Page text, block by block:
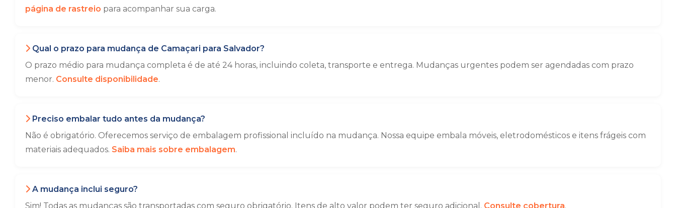
página de rastreio para acompanhar sua carga.
Qual o prazo para mudança de Camaçari para Salvador?
O prazo médio para mudança completa é de até 24 horas, incluindo coleta, transporte e entrega. Mudanças urgentes podem ser agendadas com prazo
menor. Consulte disponibilidade.
Preciso embalar tudo antes da mudança?
Não é obrigatório. Oferecemos serviço de embalagem profissional incluído na mudança. Nossa equipe embala móveis, eletrodomésticos e itens frágeis com
materiais adequados. Saiba mais sobre embalagem.
A mudança inclui seguro?
Sim! Todas as mudanças são transportadas com seguro obrigatório. Itens de alto valor podem ter seguro adicional. Consulte cobertura.